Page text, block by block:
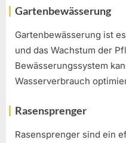
Gartenbewässerung
Gartenbewässerung ist
und das Wachstum der
Bewässerungssystem
Wasserverbrauch
Rasensprenger
Rasensprenger sind ein